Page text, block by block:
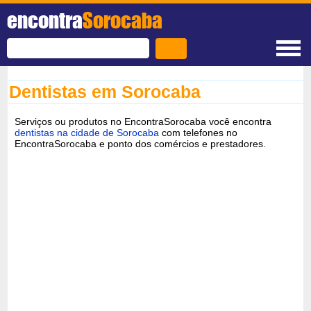
encontraSorocaba
Dentistas em Sorocaba
Serviços ou produtos no EncontraSorocaba você encontra
dentistas na cidade de Sorocaba com telefones no
EncontraSorocaba e ponto dos comércios e prestadores.